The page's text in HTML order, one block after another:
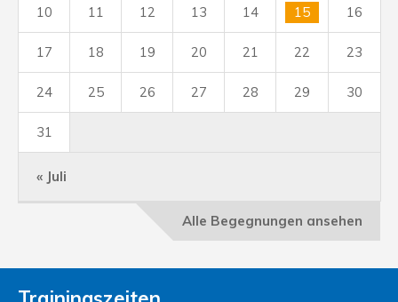
« Juli
10 11 12 13 14 15 16
17 18 19 20 21 22 23
24 25 26 27 28 29 30
31
Alle Begegnungen ansehen